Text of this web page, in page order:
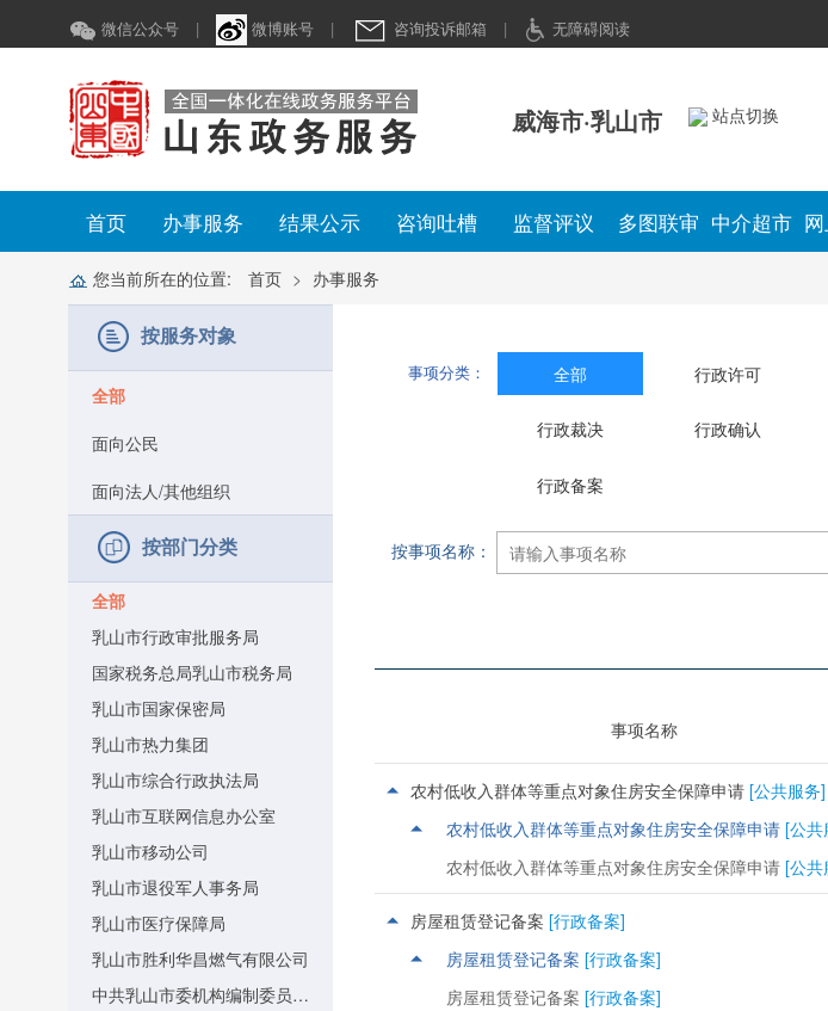
微信公众号 | 微博账号 | 咨询投诉邮箱 | 无障碍阅读
威海市·乳山市 站点切换
首页 办事服务 结果公示 咨询吐槽 监督评议 多图联审 中介超市
您当前所在的位置: 首页 办事服务
按服务对象
全部
面向公民
面向法人/其他组织
按部门分类
全部
乳山市行政审批服务局
国家税务总局乳山市税务局
乳山市国家保密局
乳山市热力集团
乳山市综合行政执法局
乳山市互联网信息办公室
乳山市移动公司
乳山市退役军人事务局
乳山市医疗保障局
乳山市胜利华昌燃气有限公司
中共乳山市委机构编制委员会办公室
事项分类： 全部 行政许可
行政裁决 行政确认
行政备案
按事项名称：
事项名称
农村低收入群体等重点对象住房安全保障申请 [公共服务]
农村低收入群体等重点对象住房安全保障申请 [公共
农村低收入群体等重点对象住房安全保障申请 [公共
房屋租赁登记备案 [行政备案]
房屋租赁登记备案 [行政备案]
房屋租赁登记备案 [行政备案]